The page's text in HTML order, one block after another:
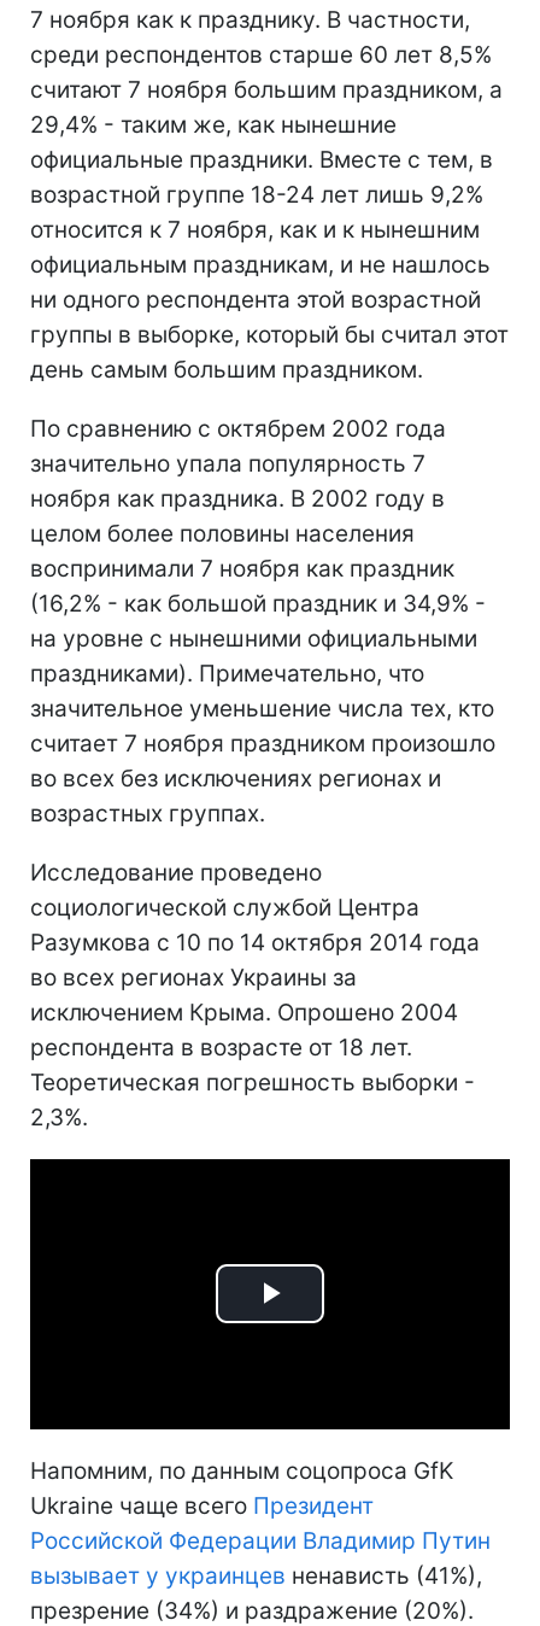
7 ноября как к празднику. В частности,
среди респондентов старше 60 лет 8,5%
считают 7 ноября большим праздником, а
29,4% - таким же, как нынешние
официальные праздники. Вместе с тем, в
возрастной группе 18-24 лет лишь 9,2%
относится к 7 ноября, как и к нынешним
официальным праздникам, и не нашлось
ни одного респондента этой возрастной
группы в выборке, который бы считал этот
день самым большим праздником.
По сравнению с октябрем 2002 года
значительно упала популярность 7
ноября как праздника. В 2002 году в
целом более половины населения
воспринимали 7 ноября как праздник
(16,2% - как большой праздник и 34,9% -
на уровне с нынешними официальными
праздниками). Примечательно, что
значительное уменьшение числа тех, кто
считает 7 ноября праздником произошло
во всех без исключениях регионах и
возрастных группах.
Исследование проведено
социологической службой Центра
Разумкова с 10 по 14 октября 2014 года
во всех регионах Украины за
исключением Крыма. Опрошено 2004
респондента в возрасте от 18 лет.
Теоретическая погрешность выборки -
2,3%.
Play
Напомним, по данным соцопроса GfK
Ukraine чаще всего Президент
Российской Федерации Владимир Путин
вызывает у украинцев ненависть (41%),
презрение (34%) и раздражение (20%).